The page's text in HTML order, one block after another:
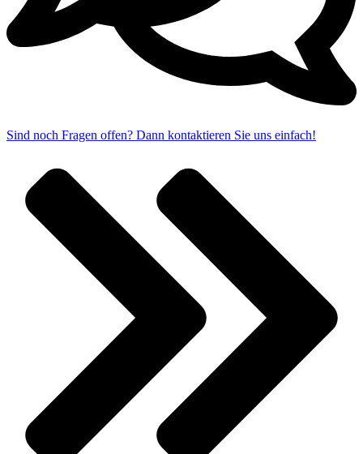
Sind noch Fragen offen? Dann kontaktieren Sie uns einfach!